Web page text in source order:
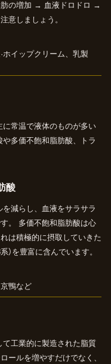
肪の増加 → 血液ドロドロ →
意しましょう。
ホイップクリーム、乳製
常温で液体のものが多い
多価不飽和脂肪酸、トラ
酸
減らし、血液をサラサラ
。 多価不飽和脂肪酸は心
は積極的に摂取していきた
）を豊富に含んでいます。
鴨など
工業的に製造された脂質
ールを増やすだけでなく、